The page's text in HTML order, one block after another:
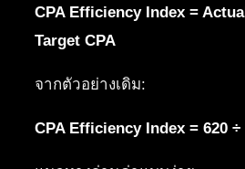
CPA Efficiency Index =
Target CPA
จากตัวอย่างเดิม:
CPA Efficiency Index = 620 ÷